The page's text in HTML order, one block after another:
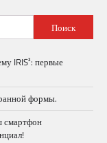
Поиск
IRIS²: первые
формы.
смартфон